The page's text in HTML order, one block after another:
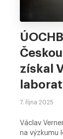
získal
7. října 2025
Václav
na výzkumu